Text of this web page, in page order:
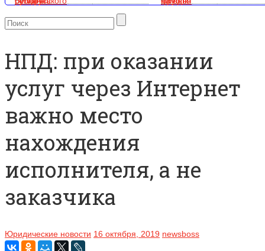
НПД: при оказании
услуг через Интернет
важно место
нахождения
исполнителя, а не
заказчика
Юридические новости 16 октября, 2019 newsboss